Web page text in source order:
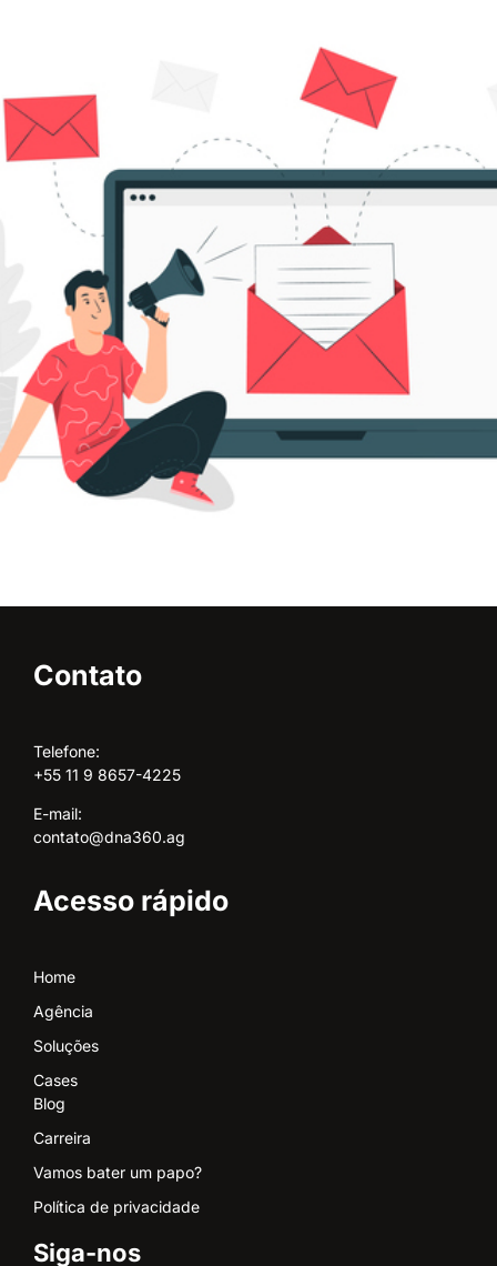
Contato
Telefone:
+55 11 9 8657-4225
E-mail:
contato@dna360.ag
Acesso rápido
Home
Agência
Soluções
Cases
Blog
Carreira
Vamos bater um papo?
Política de privacidade
Siga-nos